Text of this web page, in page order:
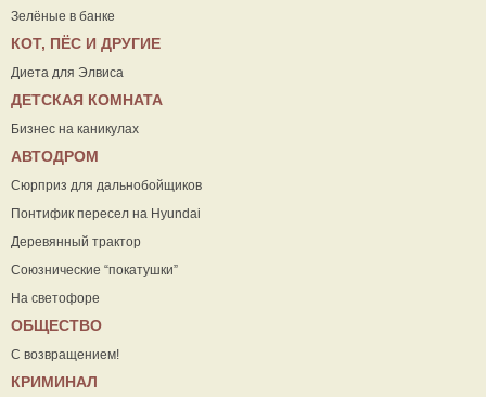
Зелёные в банке
КОТ, ПЁС И ДРУГИЕ
Диета для Элвиса
ДЕТСКАЯ КОМНАТА
Бизнес на каникулах
АВТОДРОМ
Сюрприз для дальнобойщиков
Понтифик пересел на Hyundai
Деревянный трактор
Союзнические “покатушки”
На светофоре
ОБЩЕСТВО
С возвращением!
КРИМИНАЛ